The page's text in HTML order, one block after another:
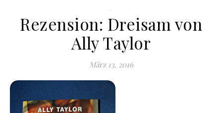
.
Rezension: Dreisam von
Ally Taylor
März 13, 2016